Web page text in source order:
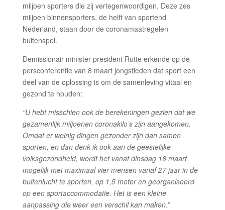
miljoen sporters die zij vertegenwoordigen. Deze zes
miljoen binnensporters, de helft van sportend
Nederland, staan door de coronamaatregelen
buitenspel.
Demissionair minister-president Rutte erkende op de
persconferentie van 8 maart jongstleden dat sport een
deel van de oplossing is om de samenleving vitaal en
gezond te houden:
“U hebt misschien ook de berekeningen gezien dat we
gezamenlijk miljoenen coronakilo’s zijn aangekomen.
Omdat er weinig dingen gezonder zijn dan samen
sporten, en dan denk ik ook aan de geestelijke
volksgezondheid, wordt het vanaf dinsdag 16 maart
mogelijk met maximaal vier mensen vanaf 27 jaar in de
buitenlucht te sporten, op 1,5 meter en georganiseerd
op een sportaccommodatie. Het is een kleine
aanpassing die weer een verschil kan maken.”